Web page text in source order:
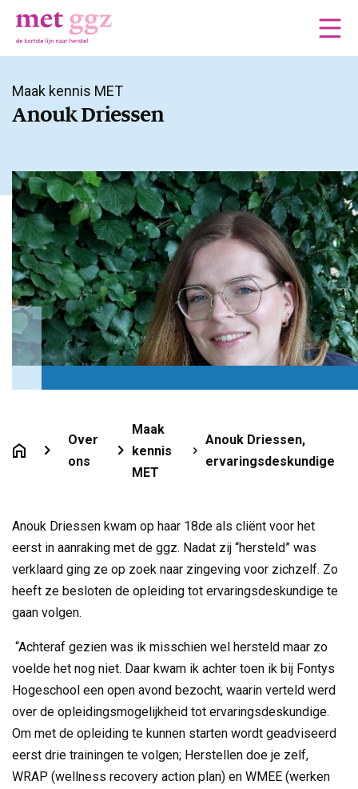
Maak kennis MET
Anouk Driessen
Over
ons
Maak
kennis
MET
Anouk Driessen,
ervaringsdeskundige
Anouk Driessen kwam op haar 18de als cliënt voor het
eerst in aanraking met de ggz. Nadat zij “hersteld” was
verklaard ging ze op zoek naar zingeving voor zichzelf. Zo
heeft ze besloten de opleiding tot ervaringsdeskundige te
gaan volgen.
“Achteraf gezien was ik misschien wel hersteld maar zo
voelde het nog niet. Daar kwam ik achter toen ik bij Fontys
Hogeschool een open avond bezocht, waarin verteld werd
over de opleidingsmogelijkheid tot ervaringsdeskundige.
Om met de opleiding te kunnen starten wordt geadviseerd
eerst drie trainingen te volgen; Herstellen doe je zelf,
WRAP (wellness recovery action plan) en WMEE (werken